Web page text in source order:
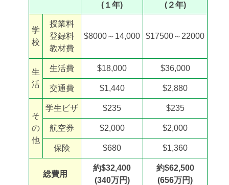
(１年)
(２年)
学
校
授業料
登録料
教材費
$8000～14,000 $17500～22000
生
活
生活費 $18,000 $36,000
交通費 $1,440 $2,880
そ
の
他
学生ビザ $235 $235
航空券 $2,000 $2,000
保険 $680 $1,360
総費用
約$32,400
(340万円)
約$62,500
(656万円)